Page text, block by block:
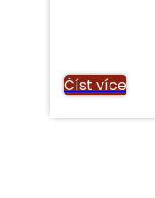
Číst více